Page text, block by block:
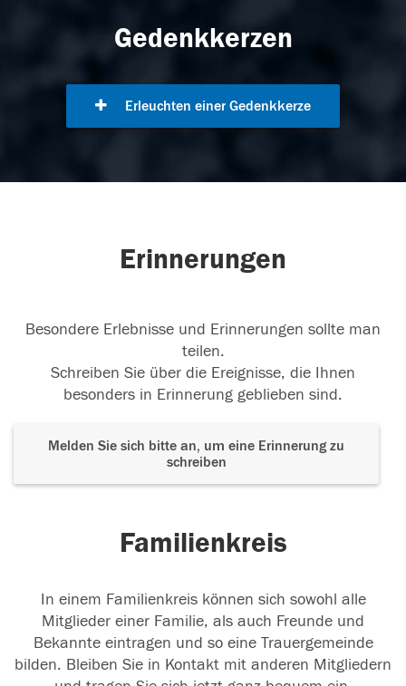
Gedenkkerzen
Erleuchten einer Gedenkkerze
Erinnerungen
Besondere Erlebnisse und Erinnerungen sollte man
teilen.
Schreiben Sie über die Ereignisse, die Ihnen
besonders in Erinnerung geblieben sind.
Melden Sie sich bitte an, um eine Erinnerung zu
schreiben
Familienkreis
In einem Familienkreis können sich sowohl alle
Mitglieder einer Familie, als auch Freunde und
Bekannte eintragen und so eine Trauergemeinde
bilden. Bleiben Sie in Kontakt mit anderen Mitgliedern